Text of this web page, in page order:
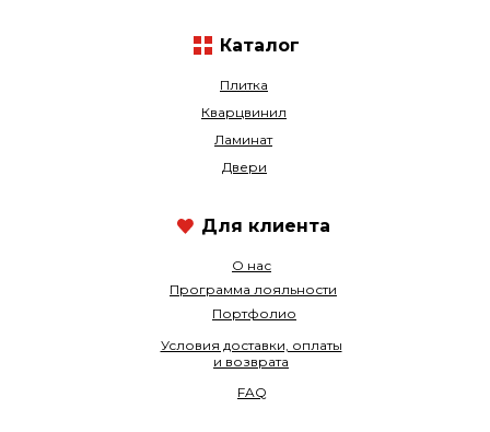
Плитка
Кварцвинил
О нас
Ламинат
Программа лояльности
Двери
Портфолио
Условия доставки, оплаты
и возврата
FAQ
Каталог
Для клиента